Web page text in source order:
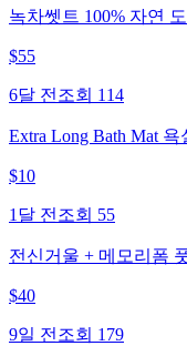
녹차쎗트 100% 자연 도
$55
6달 전 조회 114
Extra Long Bath Mat 욕
$10
1달 전 조회 55
전신거울 + 메모리폼
$40
9일 전 조회 179